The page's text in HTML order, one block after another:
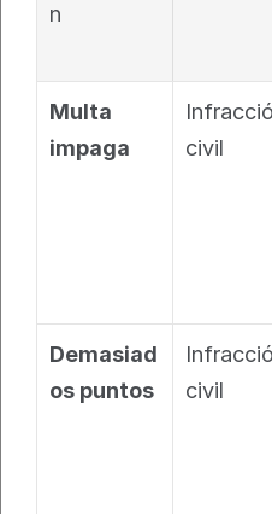
n
Multa
impaga
civil
Demasiad
os puntos
civil